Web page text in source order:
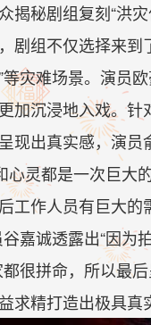
揭秘剧组复刻“洪
剧组不仅选择来
灾难场景。演员
加沉浸地入戏。针
现出真实感，演员
心灵都是一次巨
工作人员有巨大
嘉诚透露出“因
都很拼命，所以最
求精打造出极具真